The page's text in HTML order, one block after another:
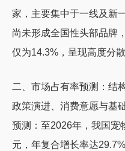
家，主要集中于一线及新
尚未形成全国性头部品牌
仅为14.3%，呈现高度分
二、市场占有率预测：结
政策演进、消费意愿与基
预测：至2026年，我国宠
元，年复合增长率达